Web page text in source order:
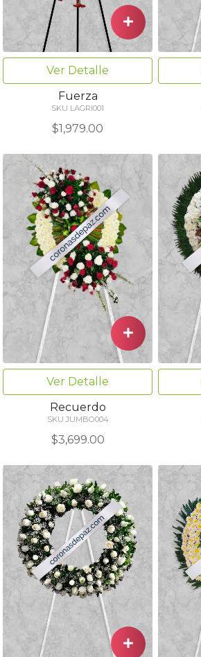
Ver Detalle
Fuerza
SKU LAGRI001
$1,979.00
Ver Detalle
Recuerdo
SKU JUMBO004
$3,699.00